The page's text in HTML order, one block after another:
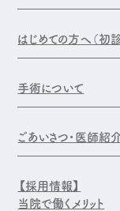
はじめての方へ（初
手術について
ごあいさつ・医師紹
【採用情報】
当院で働くメリット